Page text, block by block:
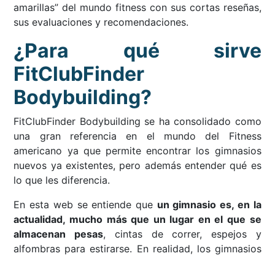
amarillas” del mundo fitness con sus cortas reseñas,
sus evaluaciones y recomendaciones.
¿Para qué sirve
FitClubFinder
Bodybuilding?
FitClubFinder Bodybuilding se ha consolidado como
una gran referencia en el mundo del Fitness
americano ya que permite encontrar los gimnasios
nuevos ya existentes, pero además entender qué es
lo que les diferencia.
En esta web se entiende que un gimnasio es, en la
actualidad, mucho más que un lugar en el que se
almacenan pesas, cintas de correr, espejos y
alfombras para estirarse. En realidad, los gimnasios